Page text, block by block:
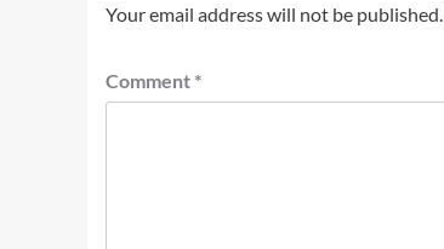
Your email address will not be published.
Comment *